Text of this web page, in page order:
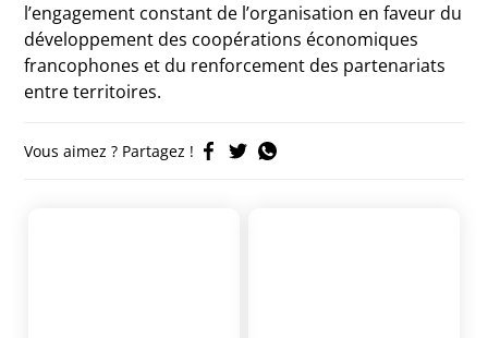
l’engagement constant de l’organisation en faveur du
développement des coopérations économiques
francophones et du renforcement des partenariats
entre territoires.
Vous aimez ? Partagez !